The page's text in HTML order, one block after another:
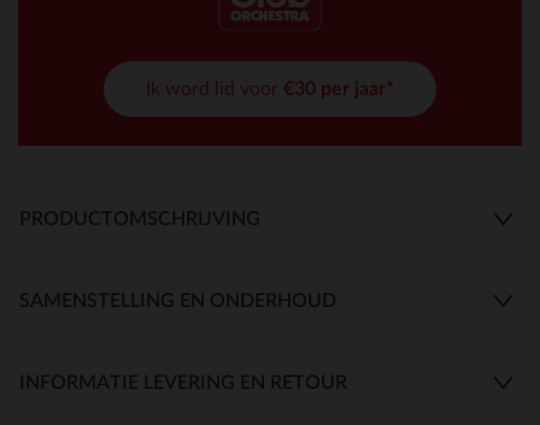
Ik word lid voor €30 per jaar*
PRODUCTOMSCHRIJVING
SAMENSTELLING EN ONDERHOUD
INFORMATIE LEVERING EN RETOUR